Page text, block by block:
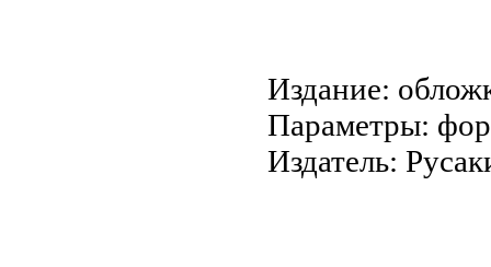
Издание:
Параметры:
Издатель: